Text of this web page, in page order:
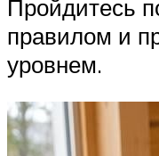
Пройдитесь
правилом и
уровнем.